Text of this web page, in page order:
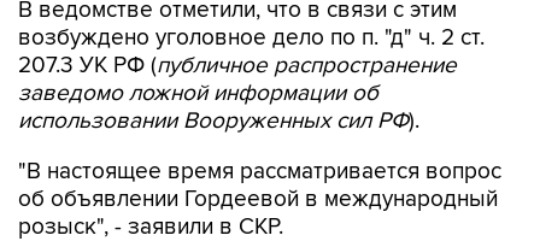
207.3 УК РФ ( публичное распространение
заведомо ложной информации об
использовании Вооруженных сил РФ).
"В настоящее время рассматривается вопрос
розыск", - заявили в СКР.
По данным открытых источников, Гордеева